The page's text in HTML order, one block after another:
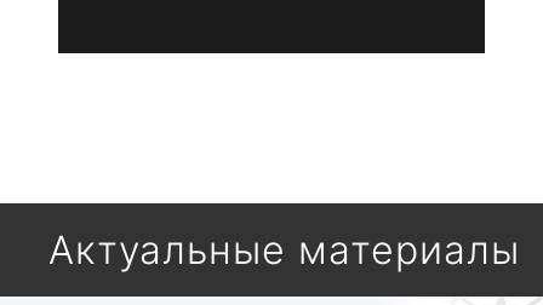
Актуальные материалы